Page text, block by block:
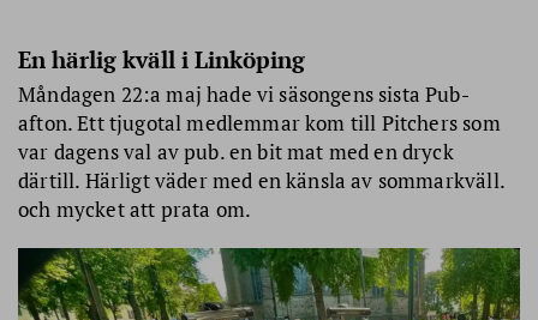
En härlig kväll i Linköping
Måndagen 22:a maj hade vi säsongens sista Pub-
afton. Ett tjugotal medlemmar kom till Pitchers som
var dagens val av pub. en bit mat med en dryck
därtill. Härligt väder med en känsla av sommarkväll.
och mycket att prata om.